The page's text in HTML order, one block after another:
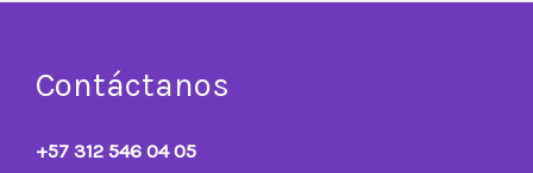
Contáctanos
+57 312 546 04 05